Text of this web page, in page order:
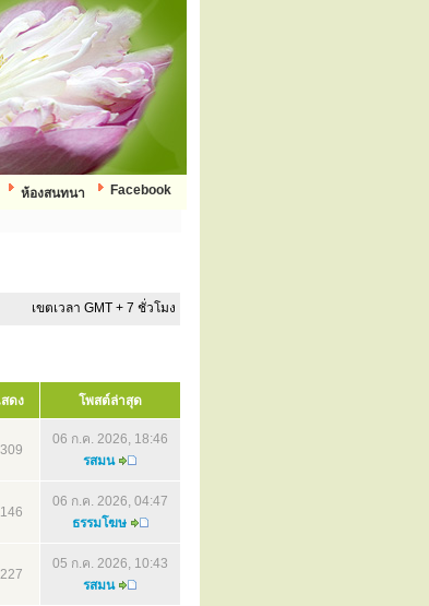
Facebook
ห้องสนทนา
เขตเวลา GMT + 7 ชั่วโมง
ดง โพสต์ล่าสุด
06 ก.ค. 2026, 18:46
รสมน
06 ก.ค. 2026, 04:47
ธรรมโฆษ
05 ก.ค. 2026, 10:43
รสมน